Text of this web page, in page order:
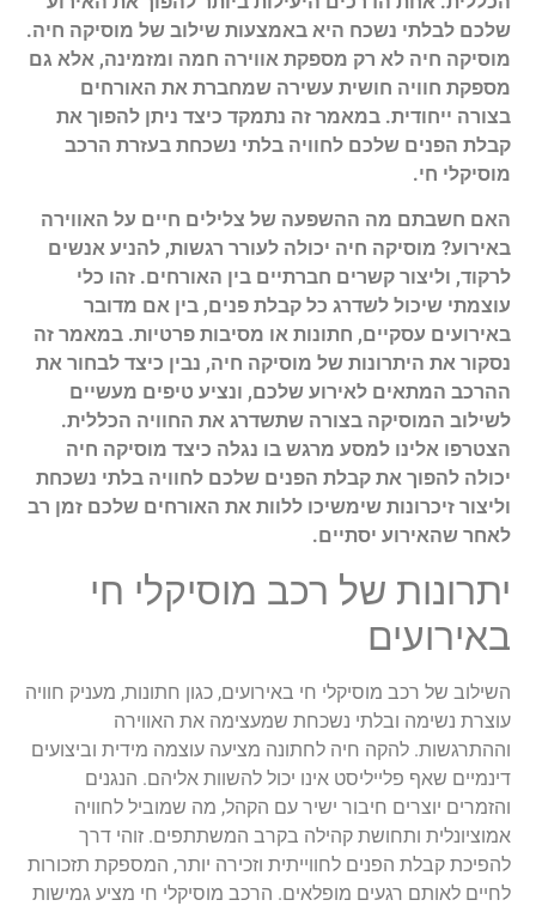
שלכם לבלתי נשכח היא באמצעות שילוב של מוסיקה חיה.
מוסיקה חיה לא רק מספקת אווירה חמה ומזמינה, אלא גם
מספקת חוויה חושית עשירה שמחברת את האורחים
בצורה ייחודית. במאמר זה נתמקד כיצד ניתן להפוך את
קבלת הפנים שלכם לחוויה בלתי נשכחת בעזרת הרכב
מוסיקלי חי.
האם חשבתם מה ההשפעה של צלילים חיים על האווירה
באירוע? מוסיקה חיה יכולה לעורר רגשות, להניע אנשים
לרקוד, וליצור קשרים חברתיים בין האורחים. זהו כלי
עוצמתי שיכול לשדרג כל קבלת פנים, בין אם מדובר
באירועים עסקיים, חתונות או מסיבות פרטיות. במאמר זה
נסקור את היתרונות של מוסיקה חיה, נבין כיצד לבחור את
ההרכב המתאים לאירוע שלכם, ונציע טיפים מעשיים
לשילוב המוסיקה בצורה שתשדרג את החוויה הכללית.
הצטרפו אלינו למסע מרגש בו נגלה כיצד מוסיקה חיה
יכולה להפוך את קבלת הפנים שלכם לחוויה בלתי נשכחת
וליצור זיכרונות שימשיכו ללוות את האורחים שלכם זמן רב
לאחר שהאירוע יסתיים.
יתרונות של רכב מוסיקלי חי
באירועים
השילוב של רכב מוסיקלי חי באירועים, כגון חתונות, מעניק חוויה
עוצרת נשימה ובלתי נשכחת שמעצימה את האווירה
וההתרגשות. להקה חיה לחתונה מציעה עוצמה מידית וביצועים
דינמיים שאף פלייליסט אינו יכול להשוות אליהם. הנגנים
והזמרים יוצרים חיבור ישיר עם הקהל, מה שמוביל לחוויה
אמוציונלית ותחושת קהילה בקרב המשתתפים. זוהי דרך
להפיכת קבלת הפנים לחווייתית וזכירה יותר, המספקת תזכורות
לחיים לאותם רגעים מופלאים. הרכב מוסיקלי חי מציע גמישות